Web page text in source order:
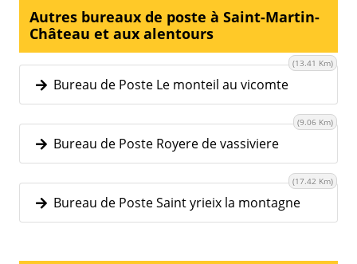
Autres bureaux de poste à Saint-Martin-
Château et aux alentours
Bureau de Poste Le monteil au vicomte
(13.41 Km)
Bureau de Poste Royere de vassiviere
(9.06 Km)
Bureau de Poste Saint yrieix la montagne
(17.42 Km)